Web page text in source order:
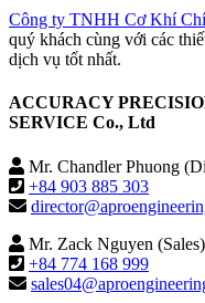
Công ty TNHH Cơ Khí
quý khách cùng với các
dịch vụ tốt nhất.
ACCURACY
SERVICE Co., Ltd
Mr. Chandler Phuong
+84 903 885 303
Mr. Zack Nguyen (Sales)
+84 774 168 999